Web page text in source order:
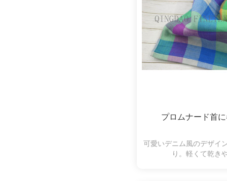
プロムナード首
可愛いデニム風のデザイ
り。軽くて乾き